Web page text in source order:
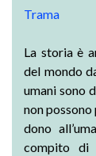
Trama
La storia è
del mondo
umani sono
non
dono
compito di